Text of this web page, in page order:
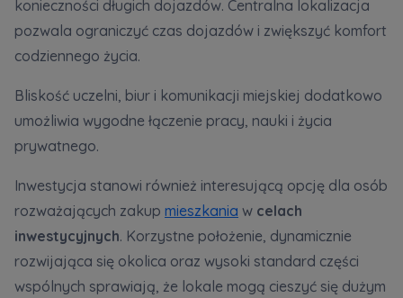
konieczności długich dojazdów. Centralna lokalizacja
pozwala ograniczyć czas dojazdów i zwiększyć komfort
codziennego życia.
Bliskość uczelni, biur i komunikacji miejskiej dodatkowo
umożliwia wygodne łączenie pracy, nauki i życia
prywatnego.
Inwestycja stanowi również interesującą opcję dla osób
rozważających zakup mieszkania w celach
inwestycyjnych. Korzystne położenie, dynamicznie
rozwijająca się okolica oraz wysoki standard części
wspólnych sprawiają, że lokale mogą cieszyć się dużym